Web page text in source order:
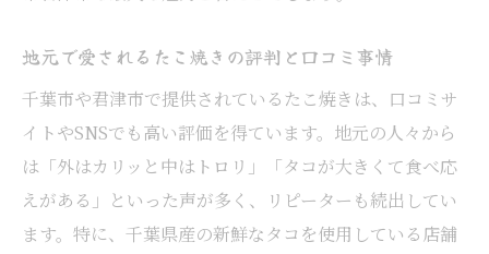
地元で愛されるたこ焼きの評判と口コミ事情
千葉市や君津市で提供されているたこ焼きは、口コミサ
イトやSNSでも高い評価を得ています。地元の人々から
は「外はカリッと中はトロリ」「タコが大きくて食べ応
えがある」といった声が多く、リピーターも続出してい
ます。特に、千葉県産の新鮮なタコを使用している店舗